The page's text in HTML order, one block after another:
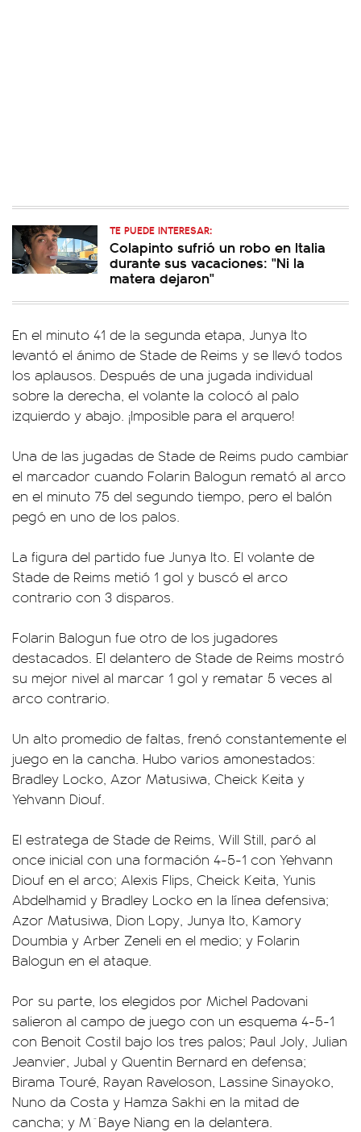
TE PUEDE INTERESAR:
Colapinto sufrió un robo en Italia
durante sus vacaciones: "Ni la
matera dejaron"
En el minuto 41 de la segunda etapa, Junya Ito
levantó el ánimo de Stade de Reims y se llevó todos
los aplausos. Después de una jugada individual
sobre la derecha, el volante la colocó al palo
izquierdo y abajo. ¡Imposible para el arquero!
Una de las jugadas de Stade de Reims pudo cambiar
el marcador cuando Folarin Balogun remató al arco
en el minuto 75 del segundo tiempo, pero el balón
pegó en uno de los palos.
La figura del partido fue Junya Ito. El volante de
Stade de Reims metió 1 gol y buscó el arco
contrario con 3 disparos.
Folarin Balogun fue otro de los jugadores
destacados. El delantero de Stade de Reims mostró
su mejor nivel al marcar 1 gol y rematar 5 veces al
arco contrario.
Un alto promedio de faltas, frenó constantemente el
juego en la cancha. Hubo varios amonestados:
Bradley Locko, Azor Matusiwa, Cheick Keita y
Yehvann Diouf.
El estratega de Stade de Reims, Will Still, paró al
once inicial con una formación 4-5-1 con Yehvann
Diouf en el arco; Alexis Flips, Cheick Keita, Yunis
Abdelhamid y Bradley Locko en la línea defensiva;
Azor Matusiwa, Dion Lopy, Junya Ito, Kamory
Doumbia y Arber Zeneli en el medio; y Folarin
Balogun en el ataque.
Por su parte, los elegidos por Michel Padovani
salieron al campo de juego con un esquema 4-5-1
con Benoit Costil bajo los tres palos; Paul Joly, Julian
Jeanvier, Jubal y Quentin Bernard en defensa;
Birama Touré, Rayan Raveloson, Lassine Sinayoko,
Nuno da Costa y Hamza Sakhi en la mitad de
cancha; y M´Baye Niang en la delantera.